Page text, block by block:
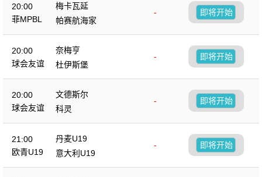
20:00
菲MPBL
梅卡瓦延
-
帕赛航海家
即将开始
20:00
球会友谊
奈梅亨
-
杜伊斯堡
即将开始
20:00
球会友谊
文德斯尔
-
科灵
即将开始
21:00
欧青U19
丹麦U19
-
意大利U19
即将开始